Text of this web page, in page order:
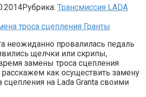
Рубрика: Трансмиссия LADA
неожиданно провалилась педаль
щелчки или скрипы,
замены троса сцепления
как осуществить замену
сцепления на Lada Granta своими